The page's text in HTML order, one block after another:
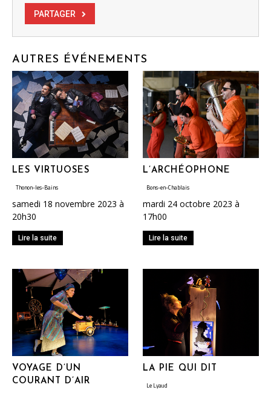
PARTAGER
AUTRES ÉVÉNEMENTS
LES VIRTUOSES
Thonon-les-Bains
samedi 18 novembre 2023 à
20h30
Lire la suite
L’ARCHÉOPHONE
Bons-en-Chablais
mardi 24 octobre 2023 à
17h00
Lire la suite
VOYAGE D’UN
COURANT D’AIR
LA PIE QUI DIT
Le Lyaud